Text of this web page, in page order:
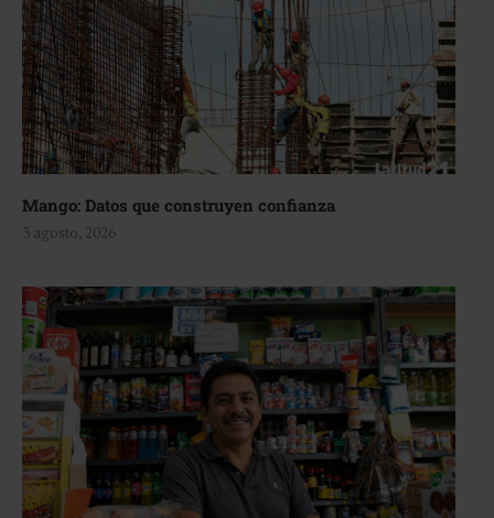
Mango: Datos que construyen confianza
3 agosto, 2026